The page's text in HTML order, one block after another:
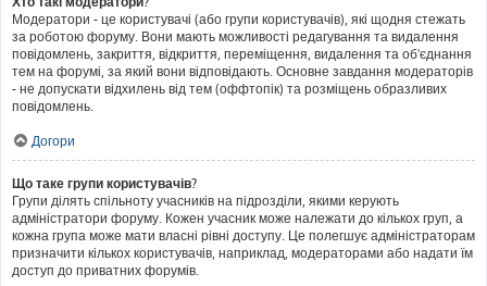
Модератори - це користувачі (або групи користувачів), які щодня стежать
за роботою форуму. Вони мають можливості редагування та видалення
повідомлень, закриття, відкриття, переміщення, видалення та об'єднання
тем на форумі, за який вони відповідають. Основне завдання модераторів
- не допускати відхилень від тем (оффтопік) та розміщень образливих
повідомлень.
Догори
Що таке групи користувачів?
Групи ділять спільноту учасників на підрозділи, якими керують
адміністратори форуму. Кожен учасник може належати до кількох груп, а
кожна група може мати власні рівні доступу. Це полегшує адміністраторам
призначити кількох користувачів, наприклад, модераторами або надати їм
доступ до приватних форумів.